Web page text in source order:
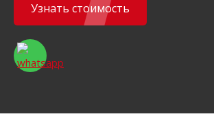
Узнать стоимость